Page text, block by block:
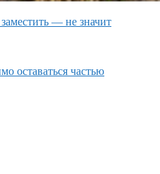
— не значит
оставаться частью